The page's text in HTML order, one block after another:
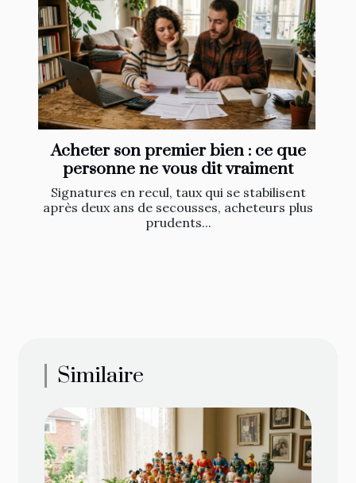
Acheter son premier bien : ce que
personne ne vous dit vraiment
Signatures en recul, taux qui se stabilisent
après deux ans de secousses, acheteurs plus
prudents...
Similaire